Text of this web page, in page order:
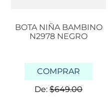
BOTA NIÑA BAMBINO
N2978 NEGRO
COMPRAR
De: $649.00